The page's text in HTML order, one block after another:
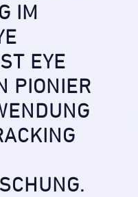
IM
EYE
PIONIER